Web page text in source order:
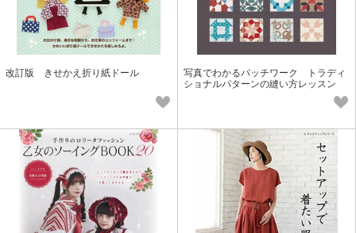
改訂版 きせかえ折り紙ドール
写真でわかるパッチワーク トラディ
ショナルパターンの縫い方レッスン